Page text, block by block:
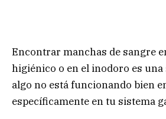
Encontrar manchas de sangre
higiénico o en el inodoro es una
algo no está funcionando bien
específicamente en tu sistema